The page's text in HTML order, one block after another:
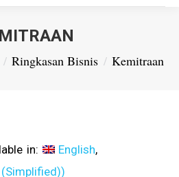
Ringkasan Bisnis Kemitraan
in:
English
)